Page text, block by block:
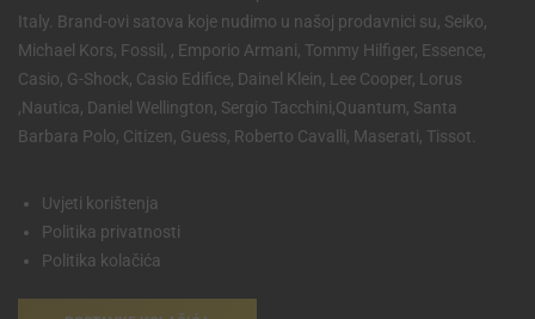
Italy. Brand-ovi satova koje nudimo u našoj prodavnici su, Seiko,
Michael Kors, Fossil, , Emporio Armani, Tommy Hilfiger, Essence,
Casio, G-Shock, Casio Edifice, Dainel Klein, Lee Cooper, Lorus
,Nautica, Daniel Wellington, Sergio Tacchini,Quantum, Santa
Barbara Polo, Citizen, Guess, Roberto Cavalli, Maserati, Tissot.
Uvjeti korištenja
Politika privatnosti
Politika kolačića